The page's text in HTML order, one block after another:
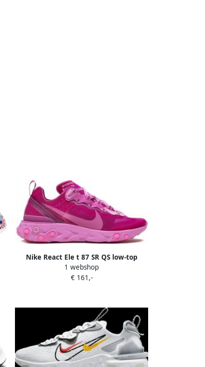
Nike React Ele t 87 SR QS low-top
sneakers Roze
1 webshop
€ 161,-